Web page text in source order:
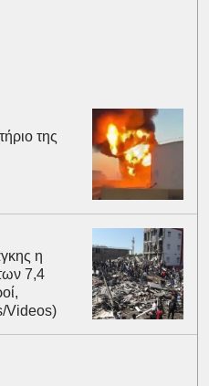
της
η
7,4
Videos)